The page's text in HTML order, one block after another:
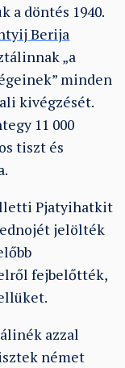
a döntés 1940.
Berija
„a
minden
kivégzését.
11 000
tiszt és
Pjatyihatkit
jelölték
fejbelőtték,
azzal
német